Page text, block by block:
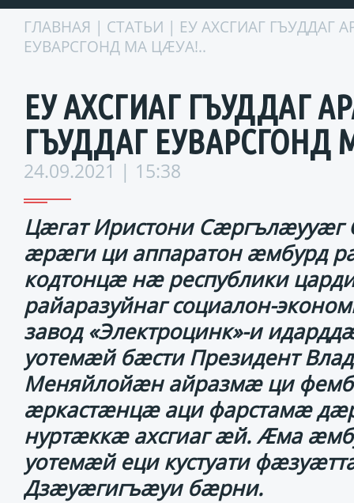
ГЛАВНАЯ | СТАТЬИ | ЕУ АХСГИАГ ГЪУДДАГ
ЕУВАРСГОНД МА ЦӔУА!..
ЕУ АХСГИАГ ГЪУДДАГ
ГЪУДДАГ ЕУВАРСГОНД
24.09.2021 | 15:38
Цӕгат Иристони
ӕрӕги ци аппаратон ӕмбурд
кодтонцӕ нӕ республики
райаразуйнаг социалон-
завод «Электроцинк»-и
уотемӕй бӕсти Президент
Меняйлойӕн айразмӕ ци
ӕркастӕнцӕ аци фарстамӕ
нуртӕккӕ ахсгиаг ӕй. Ӕма
уотемӕй еци кустуати
Дзӕуӕгигъӕуи бӕрни.